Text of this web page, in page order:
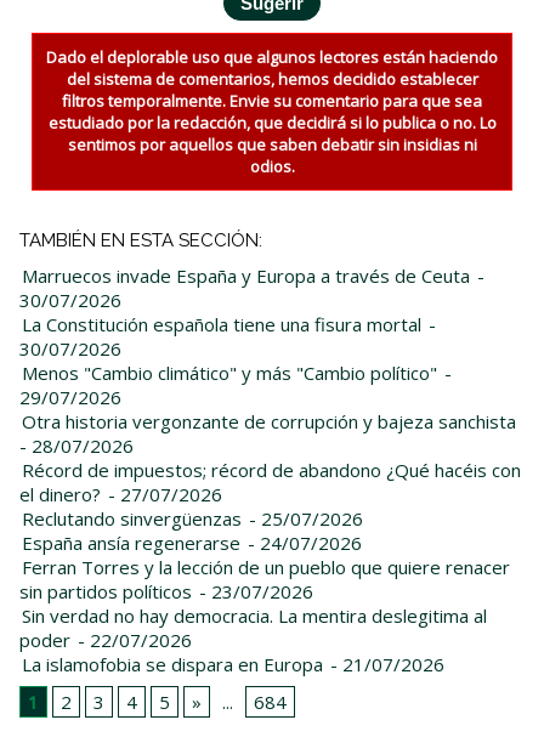
Dado el deplorable uso que algunos lectores están haciendo
del sistema de comentarios, hemos decidido establecer
filtros temporalmente. Envie su comentario para que sea
estudiado por la redacción, que decidirá si lo publica o no. Lo
sentimos por aquellos que saben debatir sin insidias ni
odios.
TAMBIÉN EN ESTA SECCIÓN:
Marruecos invade España y Europa a través de Ceuta -
30/07/2026
La Constitución española tiene una fisura mortal -
30/07/2026
Menos "Cambio climático" y más "Cambio político" -
29/07/2026
Otra historia vergonzante de corrupción y bajeza sanchista
- 28/07/2026
Récord de impuestos; récord de abandono ¿Qué hacéis con
el dinero? - 27/07/2026
Reclutando sinvergüenzas - 25/07/2026
España ansía regenerarse - 24/07/2026
Ferran Torres y la lección de un pueblo que quiere renacer
sin partidos políticos - 23/07/2026
Sin verdad no hay democracia. La mentira deslegitima al
poder - 22/07/2026
La islamofobia se dispara en Europa - 21/07/2026
1
2 3 4 5 » ... 684